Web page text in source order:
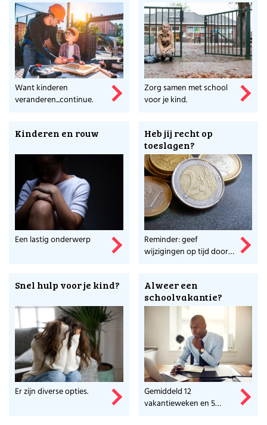
Want kinderen
veranderen...continue.
Zorg samen met school
voor je kind.
Kinderen en rouw
Een lastig onderwerp
Heb jij recht op
toeslagen?
Reminder: geef
wijzigingen op tijd door
Snel hulp voor je kind?
Er zijn diverse opties.
Alweer een
schoolvakantie?
Gemiddeld 12
vakantieweken en 5